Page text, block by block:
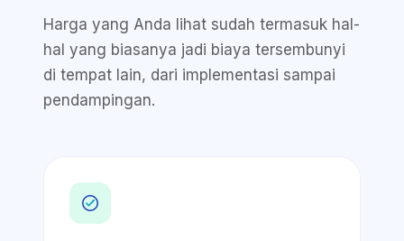
Harga yang Anda lihat sudah termasuk hal-
hal yang biasanya jadi biaya tersembunyi
di tempat lain, dari implementasi sampai
pendampingan.